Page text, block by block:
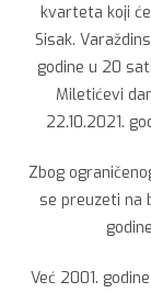
kvarteta koji
Sisak.
godine u 20
Miletićevi
22.10.2021.
Zbog
se preuzeti na
Već 2001.